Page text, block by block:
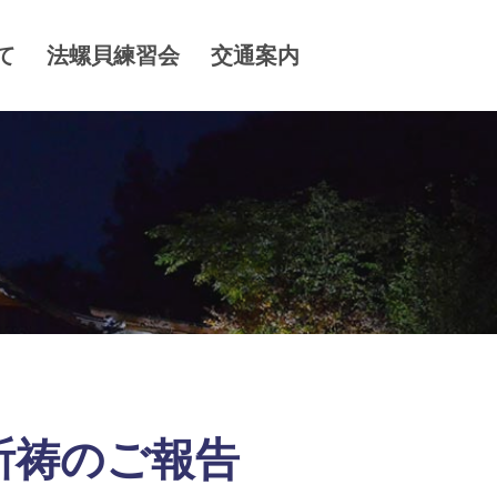
法螺貝練習会 交通案内
祷のご報告